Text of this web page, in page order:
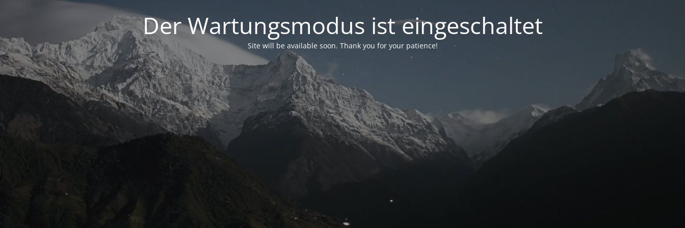
Der Wartungsmodus ist eingeschaltet
Site will be available soon. Thank you for your patience!